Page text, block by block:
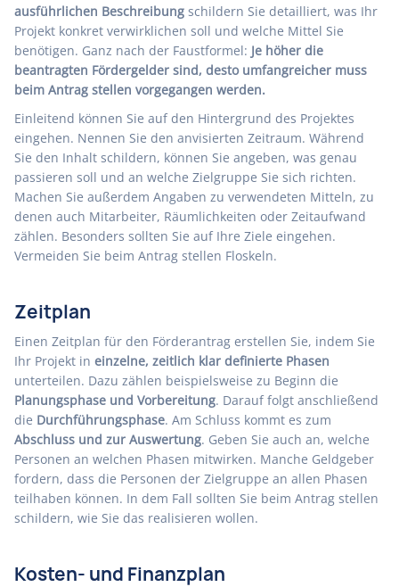
ausführlichen Beschreibung schildern Sie detailliert, was Ihr
Projekt konkret verwirklichen soll und welche Mittel Sie
benötigen. Ganz nach der Faustformel: Je höher die
beantragten Fördergelder sind, desto umfangreicher muss
beim Antrag stellen vorgegangen werden.
Einleitend können Sie auf den Hintergrund des Projektes
eingehen. Nennen Sie den anvisierten Zeitraum. Während
Sie den Inhalt schildern, können Sie angeben, was genau
passieren soll und an welche Zielgruppe Sie sich richten.
Machen Sie außerdem Angaben zu verwendeten Mitteln, zu
denen auch Mitarbeiter, Räumlichkeiten oder Zeitaufwand
zählen. Besonders sollten Sie auf Ihre Ziele eingehen.
Vermeiden Sie beim Antrag stellen Floskeln.
Zeitplan
Einen Zeitplan für den Förderantrag erstellen Sie, indem Sie
Ihr Projekt in einzelne, zeitlich klar definierte Phasen
unterteilen. Dazu zählen beispielsweise zu Beginn die
Planungsphase und Vorbereitung. Darauf folgt anschließend
die Durchführungsphase. Am Schluss kommt es zum
Abschluss und zur Auswertung. Geben Sie auch an, welche
Personen an welchen Phasen mitwirken. Manche Geldgeber
fordern, dass die Personen der Zielgruppe an allen Phasen
teilhaben können. In dem Fall sollten Sie beim Antrag stellen
schildern, wie Sie das realisieren wollen.
Kosten- und Finanzplan